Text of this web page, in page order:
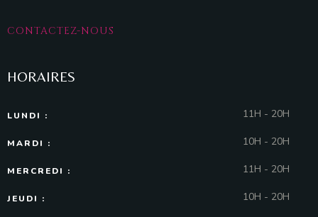
CONTACTEZ-NOUS
HORAIRES
LUNDI : 11H - 20H
MARDI : 10H - 20H
MERCREDI : 11H - 20H
JEUDI : 10H - 20H